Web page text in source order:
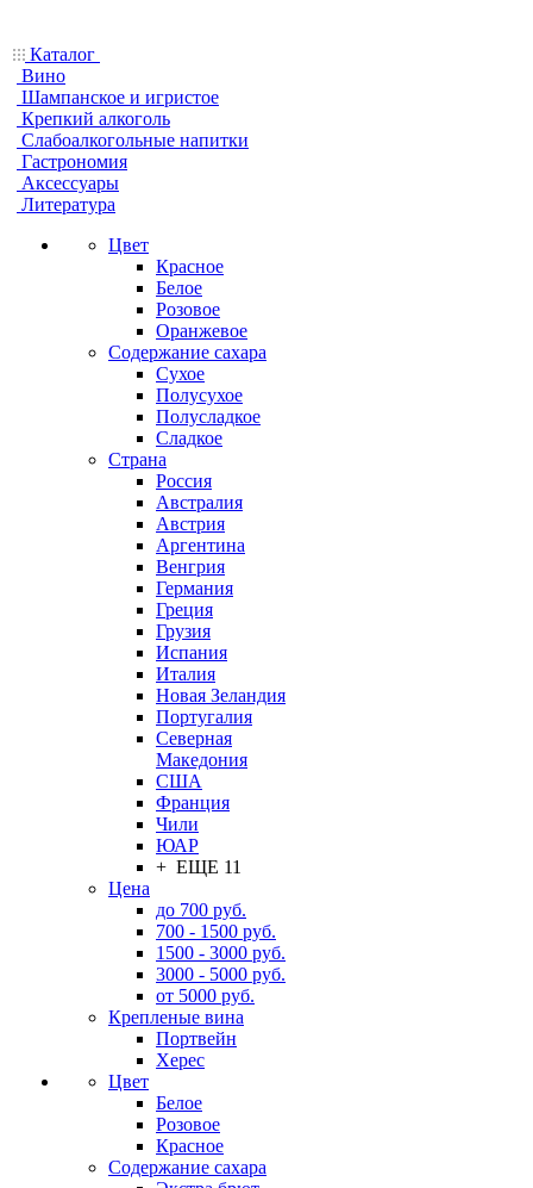
Каталог
Вино
Шампанское и игристое
Крепкий алкоголь
Слабоалкогольные напитки
Гастрономия
Аксессуары
Литература
Цвет
Красное
Белое
Розовое
Оранжевое
Содержание сахара
Сухое
Полусухое
Полусладкое
Сладкое
Страна
Россия
Австралия
Австрия
Аргентина
Венгрия
Германия
Греция
Грузия
Испания
Италия
Новая Зеландия
Португалия
Северная
Македония
США
Франция
Чили
ЮАР
+ ЕЩЕ 11
Цена
до 700 руб.
700 - 1500 руб.
1500 - 3000 руб.
3000 - 5000 руб.
от 5000 руб.
Крепленые вина
Портвейн
Херес
Цвет
Белое
Розовое
Красное
Содержание сахара